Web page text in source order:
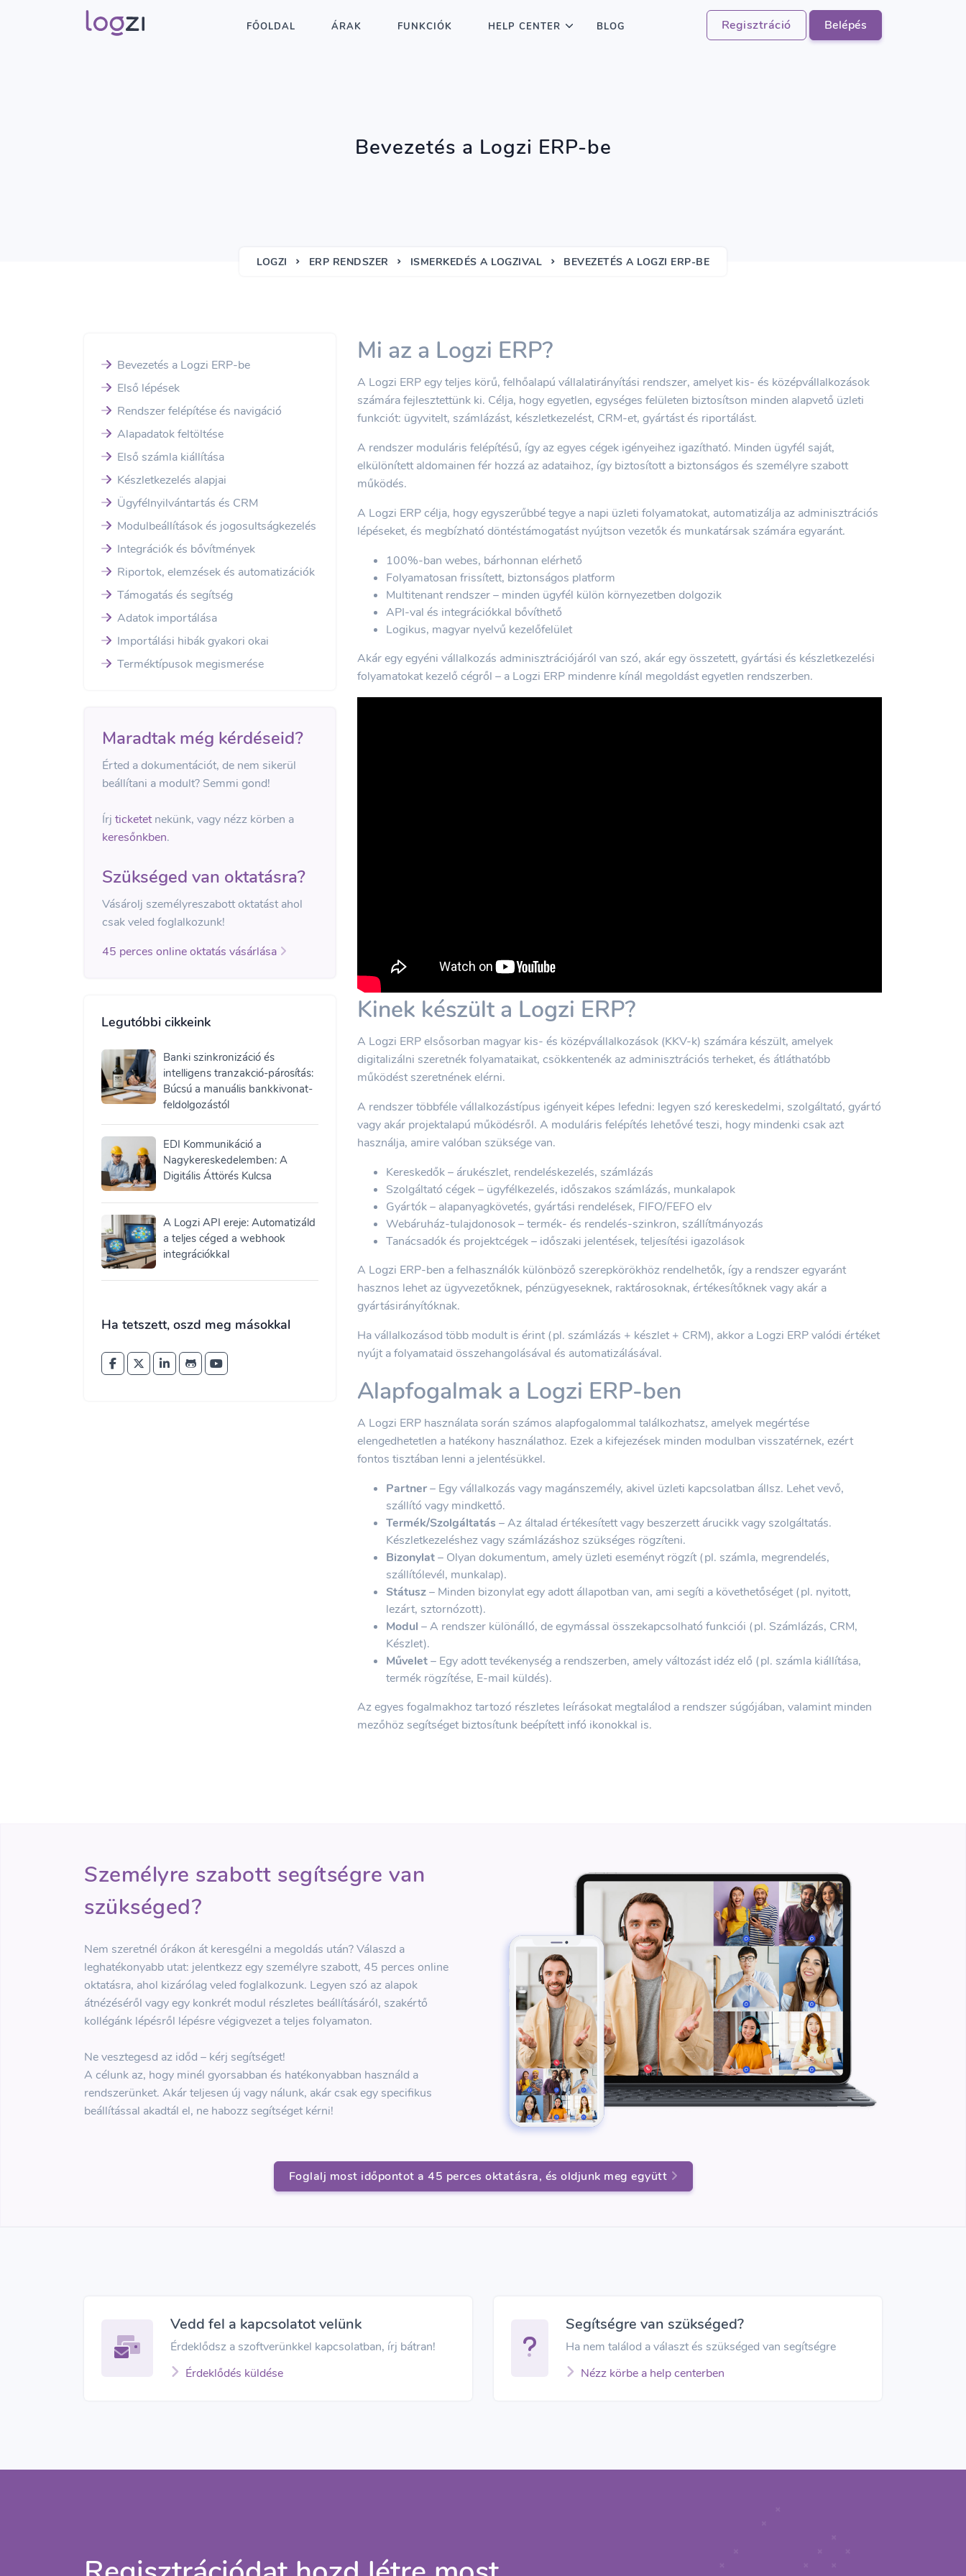
Regisztráció Belépés
FŐOLDAL ÁRAK FUNKCIÓK HELP CENTER BLOG
Bevezetés a Logzi ERP-be
LOGZI ERP RENDSZER ISMERKEDÉS A LOGZIVAL BEVEZETÉS A LOGZI ERP-BE
Bevezetés a Logzi ERP-be
Első lépések
Rendszer felépítése és navigáció
Alapadatok feltöltése
Első számla kiállítása
Készletkezelés alapjai
Ügyfélnyilvántartás és CRM
Modulbeállítások és jogosultságkezelés
Integrációk és bővítmények
Riportok, elemzések és automatizációk
Támogatás és segítség
Adatok importálása
Importálási hibák gyakori okai
Terméktípusok megismerése
Maradtak még kérdéseid?
Érted a dokumentációt, de nem sikerül
beállítani a modult? Semmi gond!
Írj ticketetnekünk, vagy nézz körben a
keresőnkben.
Szükséged van oktatásra?
Vásárolj személyreszabott oktatást ahol
csak veled foglalkozunk!
45 perces online oktatás vásárlása
Legutóbbi cikkeink
Banki szinkronizáció és
intelligens tranzakció-párosítás:
Búcsú a manuális bankkivonat-
feldolgozástól
EDI Kommunikáció a
Nagykereskedelemben: A
Digitális Áttörés Kulcsa
A Logzi API ereje: Automatizáld
a teljes céged a webhook
integrációkkal
Ha tetszett, oszd meg másokkal
Mi az a Logzi ERP?
A Logzi ERP egy teljes körű, felhőalapú vállalatirányítási rendszer, amelyet kis- és középvállalkozások
számára fejlesztettünk ki. Célja, hogy egyetlen, egységes felületen biztosítson minden alapvető üzleti
funkciót: ügyvitelt, számlázást, készletkezelést, CRM-et, gyártást és riportálást.
A rendszer moduláris felépítésű, így az egyes cégek igényeihez igazítható. Minden ügyfél saját,
elkülönített aldomainen fér hozzá az adataihoz, így biztosított a biztonságos és személyre szabott
működés.
A Logzi ERP célja, hogy egyszerűbbé tegye a napi üzleti folyamatokat, automatizálja az adminisztrációs
lépéseket, és megbízható döntéstámogatást nyújtson vezetők és munkatársak számára egyaránt.
100%-ban webes, bárhonnan elérhető
Folyamatosan frissített, biztonságos platform
Multitenant rendszer – minden ügyfél külön környezetben dolgozik
API-val és integrációkkal bővíthető
Logikus, magyar nyelvű kezelőfelület
Akár egy egyéni vállalkozás adminisztrációjáról van szó, akár egy összetett, gyártási és készletkezelési
folyamatokat kezelő cégről – a Logzi ERP mindenre kínál megoldást egyetlen rendszerben.
Kinek készült a Logzi ERP?
A Logzi ERP elsősorban magyar kis- és középvállalkozások (KKV-k) számára készült, amelyek
digitalizálni szeretnék folyamataikat, csökkentenék az adminisztrációs terheket, és átláthatóbb
működést szeretnének elérni.
A rendszer többféle vállalkozástípus igényeit képes lefedni: legyen szó kereskedelmi, szolgáltató, gyártó
vagy akár projektalapú működésről. A moduláris felépítés lehetővé teszi, hogy mindenki csak azt
használja, amire valóban szüksége van.
Kereskedők – árukészlet, rendeléskezelés, számlázás
Szolgáltató cégek – ügyfélkezelés, időszakos számlázás, munkalapok
Gyártók – alapanyagkövetés, gyártási rendelések, FIFO/FEFO elv
Webáruház-tulajdonosok – termék- és rendelés-szinkron, szállítmányozás
Tanácsadók és projektcégek – időszaki jelentések, teljesítési igazolások
A Logzi ERP-ben a felhasználók különböző szerepkörökhöz rendelhetők, így a rendszer egyaránt
hasznos lehet az ügyvezetőknek, pénzügyeseknek, raktárosoknak, értékesítőknek vagy akár a
gyártásirányítóknak.
Ha vállalkozásod több modult is érint (pl. számlázás + készlet + CRM), akkor a Logzi ERP valódi értéket
nyújt a folyamataid összehangolásával és automatizálásával.
Alapfogalmak a Logzi ERP-ben
A Logzi ERP használata során számos alapfogalommal találkozhatsz, amelyek megértése
elengedhetetlen a hatékony használathoz. Ezek a kifejezések minden modulban visszatérnek, ezért
fontos tisztában lenni a jelentésükkel.
Partner– Egy vállalkozás vagy magánszemély, akivel üzleti kapcsolatban állsz. Lehet vevő,
szállító vagy mindkettő.
Termék/Szolgáltatás – Az általad értékesített vagy beszerzett árucikk vagy szolgáltatás.
Készletkezeléshez vagy számlázáshoz szükséges rögzíteni.
Bizonylat– Olyan dokumentum, amely üzleti eseményt rögzít (pl. számla, megrendelés,
szállítólevél, munkalap).
Státusz– Minden bizonylat egy adott állapotban van, ami segíti a követhetőséget (pl. nyitott,
lezárt, sztornózott).
Modul – A rendszer különálló, de egymással összekapcsolható funkciói (pl. Számlázás, CRM,
Készlet).
Művelet– Egy adott tevékenység a rendszerben, amely változást idéz elő (pl. számla kiállítása,
termék rögzítése, E-mail küldés).
Az egyes fogalmakhoz tartozó részletes leírásokat megtalálod a rendszer súgójában, valamint minden
mezőhöz segítséget biztosítunk beépített infó ikonokkal is.
Személyre szabott segítségre van
szükséged?
Nem szeretnél órákon át keresgélni a megoldás után? Válaszd a
leghatékonyabb utat: jelentkezz egy személyre szabott, 45 perces online
oktatásra, ahol kizárólag veled foglalkozunk. Legyen szó az alapok
átnézéséről vagy egy konkrét modul részletes beállításáról, szakértő
kollégánk lépésről lépésre végigvezet a teljes folyamaton.
Ne vesztegesd az időd – kérj segítséget!
A célunk az, hogy minél gyorsabban és hatékonyabban használd a
rendszerünket. Akár teljesen új vagy nálunk, akár csak egy specifikus
beállítással akadtál el, ne habozz segítséget kérni!
Foglalj most időpontot a 45 perces oktatásra, és oldjunk meg együtt
Vedd fel a kapcsolatot velünk
Érdeklődsz a szoftverünkkel kapcsolatban, írj bátran!
Érdeklődés küldése
Segítségre van szükséged?
Ha nem találod a választ és szükséged van segítségre
Nézz körbe a help centerben